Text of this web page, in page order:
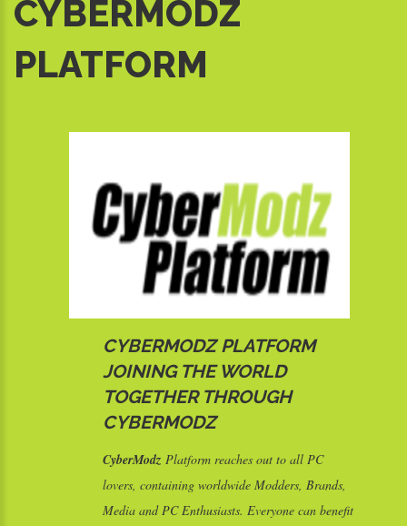
CYBERMODZ
PLATFORM
CYBERMODZ PLATFORM
JOINING THE WORLD
TOGETHER THROUGH
CYBERMODZ
CyberModz Platform reaches out to all PC
lovers, containing worldwide Modders, Brands,
Media and PC Enthusiasts. Everyone can benefit